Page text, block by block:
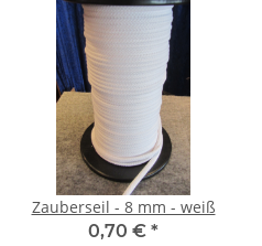
Zauberseil - 8 mm - weiß
0,70 € *